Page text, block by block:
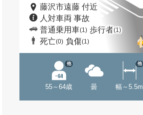
藤沢市遠藤 付近
人対車両 事故
普通乗用車(1) 歩行者(1)
死亡(0) 負傷(1)
55～64歳
他
曇 幅～5.5m
他